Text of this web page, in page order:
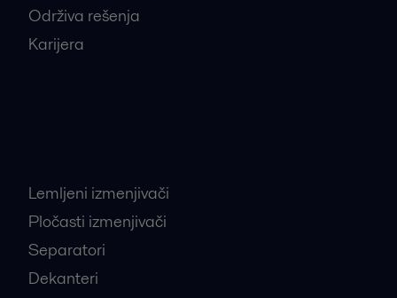
Održiva rešenja
Karijera
Lemljeni izmenjivači
Pločasti izmenjivači
Separatori
Dekanteri